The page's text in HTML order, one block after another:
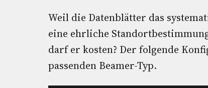
Weil die Datenblätter das
eine ehrliche
darf er kosten? Der folgende
passenden Beamer-Typ.